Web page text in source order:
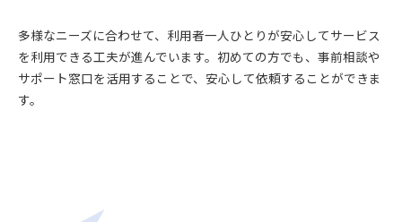
多様なニーズに合わせて、利用者一人ひとりが安心してサービス
を利用できる工夫が進んでいます。初めての方でも、事前相談や
サポート窓口を活用することで、安心して依頼することができま
す。